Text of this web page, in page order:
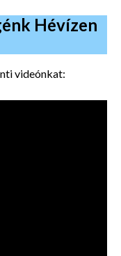
Hévízen
videónkat: